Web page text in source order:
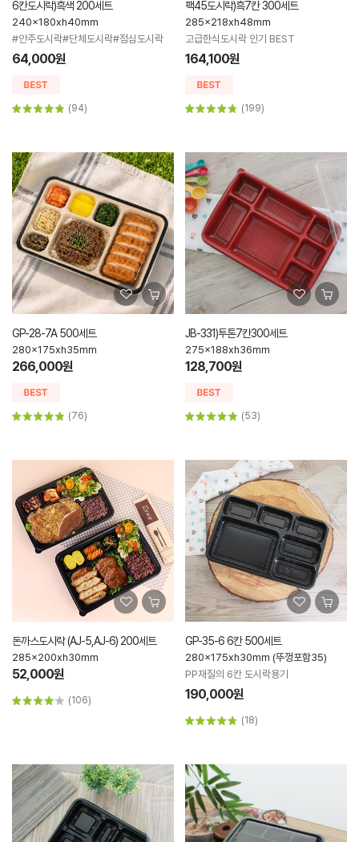
6칸도시락)흑색 200세트
240x180xh40mm
#안주도시락#단체도시락#점심도시락
64,000원
(94)
팩45도시락)흑7칸 300세트
285x218xh48mm
고급한식도시락 인기 BEST
164,100원
(199)
GP-28-7A 500세트
280x175xh35mm
266,000원
(76)
JB-331)투톤7칸300세트
275x188xh36mm
128,700원
(53)
돈까스도시락 (AJ-5,AJ-6) 200세트
285x200xh30mm
52,000원
(106)
GP-35-6 6칸 500세트
280x175xh30mm (뚜껑포함35)
PP재질의 6칸 도시락용기
190,000원
(18)